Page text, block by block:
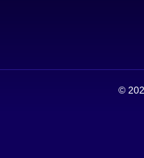
©